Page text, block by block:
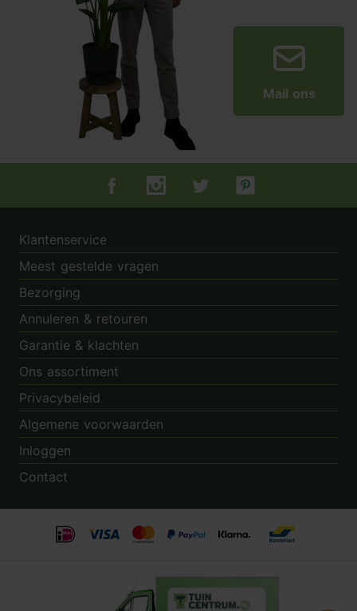
Mail ons
Tuincentrum.nl op Facebook
Tuincentrum.nl op Instagram
Tuincentrum.nl op Twitter
Tuincentrum.nl op
Klantenservice
Meest gestelde vragen
Bezorging
Annuleren & retouren
Garantie & klachten
Ons assortiment
Privacybeleid
Algemene voorwaarden
Inloggen
Contact